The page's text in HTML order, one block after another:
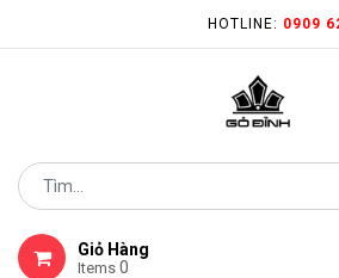
HOTLINE: 0909
Giỏ Hàng
Items 0